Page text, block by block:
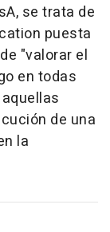
se trata de
puesta
"valorar el
en todas
de una
la